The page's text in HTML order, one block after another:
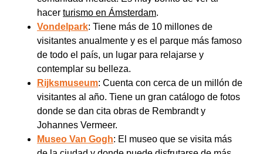
hacer turismo en Ámsterdam.
Vondelpark: Tiene más de 10 millones de
visitantes anualmente y es el parque más famoso
de todo el país, un lugar para relajarse y
contemplar su belleza.
Rijksmuseum: Cuenta con cerca de un millón de
visitantes al año. Tiene un gran catálogo de fotos
donde se dan cita obras de Rembrandt y
Johannes Vermeer.
Museo Van Gogh: El museo que se visita más